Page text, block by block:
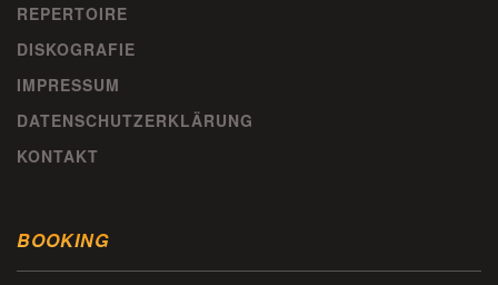
REPERTOIRE
DISKOGRAFIE
IMPRESSUM
DATENSCHUTZERKLÄRUNG
KONTAKT
BOOKING